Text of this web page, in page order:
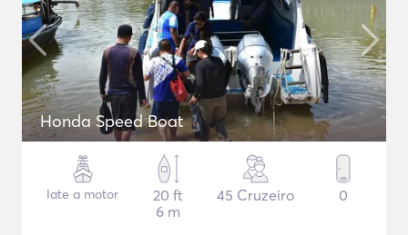
Honda Speed Boat
Iate a motor
20 ft
6 m
45 Cruzeiro 0